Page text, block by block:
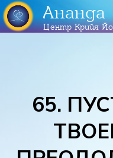
Ананда
Центр Крийя
65.